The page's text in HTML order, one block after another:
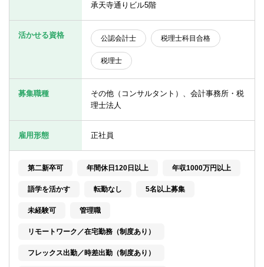
女性会計士の転職
個別転職相談会・セミナー
転職お役立ち情報
ご利用ガイド
承天寺通りビル5階
活かせる資格 公認会計士 税理士科目合格
税理士
募集職種
その他（コンサルタント）、会計事務所・税
理士法人
雇用形態 正社員
第二新卒可 年間休日120日以上 年収1000万円以上
語学を活かす 転勤なし 5名以上募集
未経験可 管理職
リモートワーク／在宅勤務（制度あり）
フレックス出勤／時差出勤（制度あり）